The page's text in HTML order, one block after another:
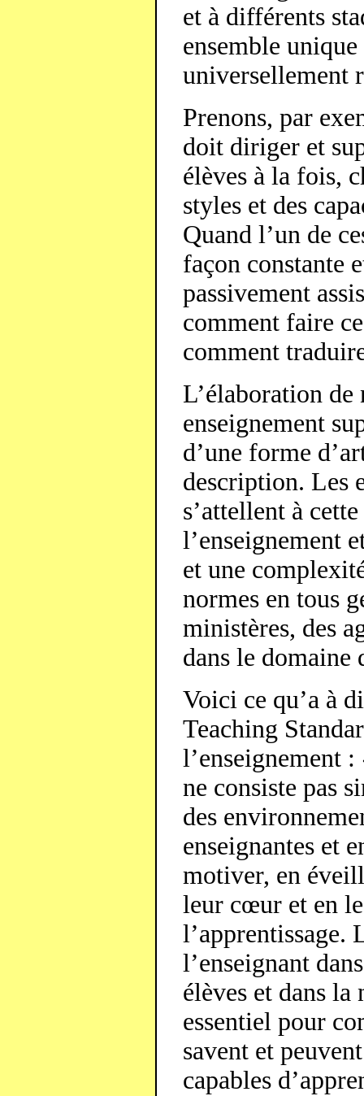
et à différents
ensemble
universellement
Prenons, par
doit diriger et
élèves à la fois,
styles et des
Quand l’un de
façon constante
passivement
comment faire
comment
L’élaboration de
enseignement
d’une forme
description. Les
s’attellent à
l’enseignement
et une
normes en tous
ministères, des
dans le domaine
Voici ce qu’a à
Teaching
l’enseignement :
ne consiste pas
des
enseignantes et
motiver, en
leur cœur et en
l’apprentissage.
l’enseignant
élèves et dans la
essentiel pour
savent et
capables